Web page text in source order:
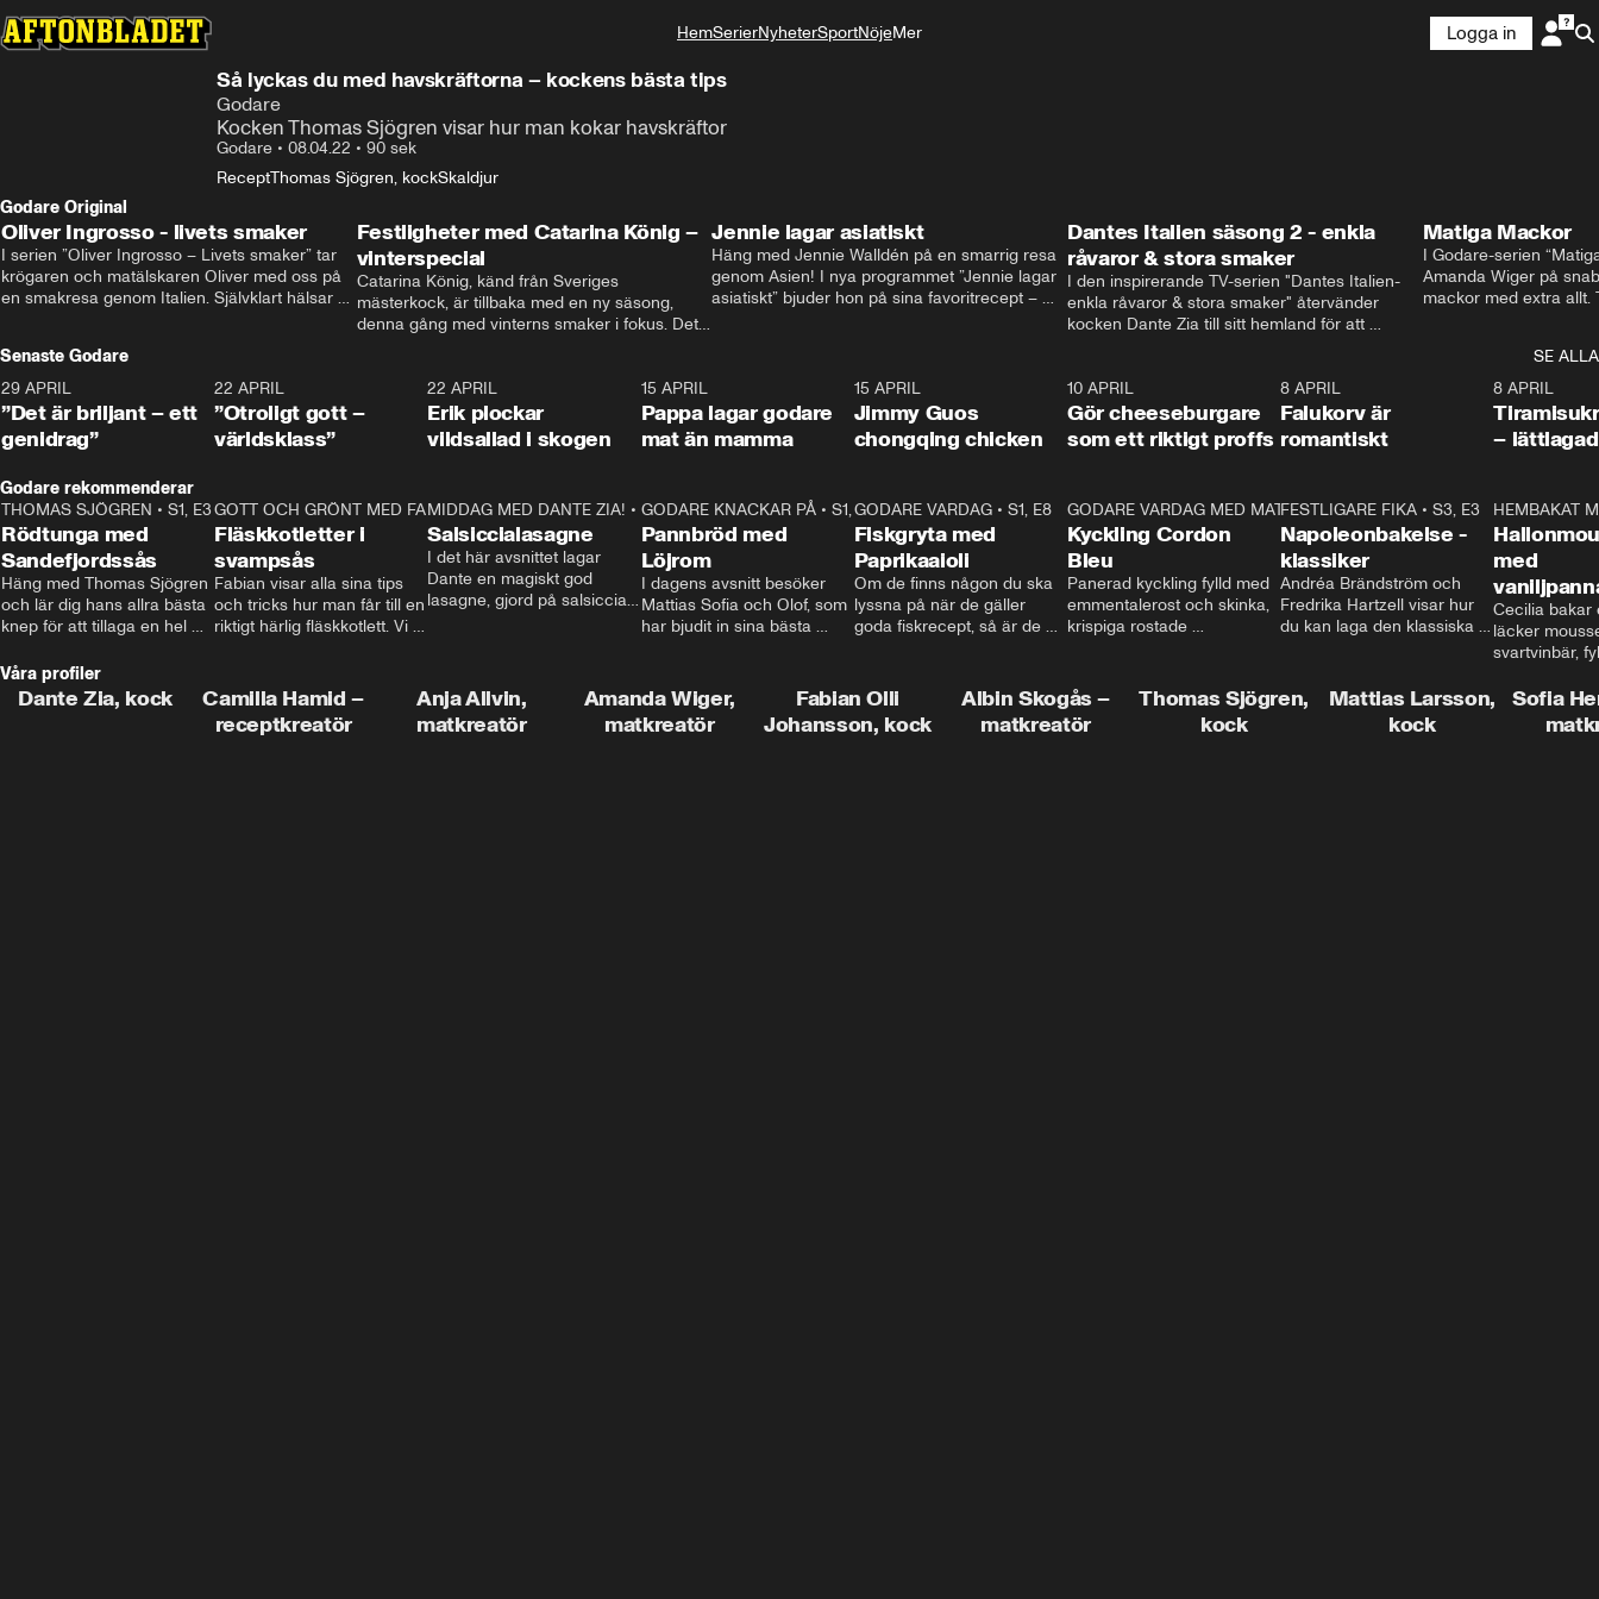
HemSerierNyheterSportNöjeMer
Logga in
Så lyckas du med havskräftorna – kockens bästa tips
Godare
Kocken Thomas Sjögren visar hur man kokar havskräftor
Godare • 08.04.22 • 90 sek
ReceptThomas Sjögren, kockSkaldjur
Godare Original
Oliver Ingrosso - livets smaker
I serien ”Oliver Ingrosso – Livets smaker” tar
krögaren och matälskaren Oliver med oss på
en smakresa genom Italien. Självklart hälsar
Festligheter med Catarina König –
vinterspecial
Catarina König, känd från Sveriges
mästerkock, är tillbaka med en ny säsong,
denna gång med vinterns smaker i fokus. Det
Jennie lagar asiatiskt
Häng med Jennie Walldén på en smarrig resa
genom Asien! I nya programmet ”Jennie lagar
asiatiskt” bjuder hon på sina favoritrecept –
Dantes Italien säsong 2 - enkla
råvaror & stora smaker
I den inspirerande TV-serien "Dantes Italien-
enkla råvaror & stora smaker" återvänder
kocken Dante Zia till sitt hemland för att
Dante regionen Emilia-Romagna och staden
Parma, där han upptäcker den genuina
matfilosofin Cucina Povera.
Matiga Mackor
I Godare-serien
Amanda Wiger på
mackor med extra allt.
italiensk variant med
festliga snittar som
Senaste Godare
SE ALLA
0:50
29 APRIL
”Det är briljant – ett
genidrag”
1:00
22 APRIL
”Otroligt gott –
världsklass”
22 APRIL
Erik plockar
vildsallad i skogen
15 APRIL
Pappa lagar godare
mat än mamma
15 APRIL
Jimmy Guos
chongqing chicken
2:04
10 APRIL
Gör cheeseburgare
som ett riktigt proffs
0:43
8 APRIL
Falukorv är
romantiskt
8 APRIL
–
Godare rekommenderar
13:56
THOMAS SJÖGREN • S1, E3
Rödtunga med
Sandefjordssås
Häng med Thomas Sjögren
och lär dig hans allra bästa
knep för att tillaga en hel
helstekt rödtunga med
sandefjordssås och en
magisk sallad på pepparrot
12:17
GOTT OCH GRÖNT MED FABBE•S2, E2
Fläskkotletter i
svampsås
Fabian visar alla sina tips
och tricks hur man får till en
riktigt härlig fläskkotlett. Vi
Fredrik som lämnat stan
och sadlat om till grisbonde
på Gotland.
16:10
MIDDAG MED DANTE ZIA! •S1, E1
Salsiccialasagne
I det här avsnittet lagar
Dante en magiskt god
lasagne, gjord på salsiccia
26:05
GODARE KNACKAR PÅ• S1, E3
Pannbröd med
Löjrom
I dagens avsnitt besöker
Mattias Sofia och Olof, som
har bjudit in sina bästa
visar hur man skapar en
riktig restaurangupplevelse
hemma, dom där extra
9:22
GODARE VARDAG• S1, E8
Fiskgryta med
Paprikaaioli
Om de finns någon du ska
lyssna på när de gäller
goda fiskrecept, så är de
livets fiskgryta. Den perfekta
vardagsmatsfavoriten som
funkar lika bra alla dagar i
11:35
GODARE VARDAG MED MATTIAS LARSSON•S1, E6
Kyckling Cordon
Bleu
Panerad kyckling fylld med
emmentalerost och skinka,
krispiga rostade
brynt smör och ärtor... Låter
det inte som en given succé
på middagsbordet i veckan?
13:18
FESTLIGARE FIKA •S3, E3
Napoleonbakelse -
klassiker
Andréa Brändström och
Fredrika Hartzell visar hur
du kan laga den klassiska
som imponerar vid varje
tillfälle!
HEMBAKAT
med
Cecilia bakar
läcker
svartvinbär,
som vilar
smulbotten.
allting med
Våra profiler
Dante Zia, kock
Camilla Hamid –
receptkreatör
Anja Allvin,
matkreatör
Amanda Wiger,
matkreatör
Fabian Olli
Johansson, kock
Albin Skogås –
matkreatör
Thomas Sjögren,
kock
Mattias Larsson,
kock
Sofia